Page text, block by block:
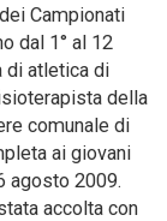
Campionati
dal 1° al 12
di atletica di
della
comunale di
ai giovani
agosto 2009.
accolta con